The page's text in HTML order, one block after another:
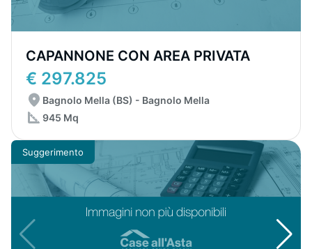
CAPANNONE CON AREA PRIVATA
€ 297.825
Bagnolo Mella (BS) - Bagnolo Mella
945 Mq
Suggerimento